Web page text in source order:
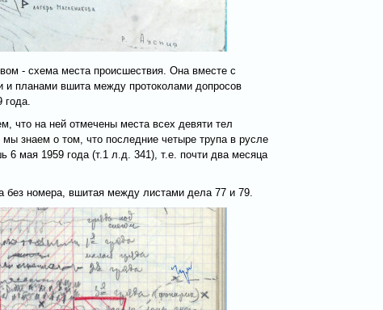
- схема места происшествия. Она вместе с
и планами вшита между протоколами допросов
года.
что на ней отмечены места всех девяти тел
мы знаем о том, что последние четыре трупа в русле
6 мая 1959 года (т.1 л.д. 341), т.е. почти два месяца
без номера, вшитая между листами дела 77 и 79.